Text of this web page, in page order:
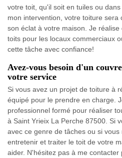
votre toit, qu'il soit en tuiles ou
mon intervention, votre toiture
son éclat à votre maison. Je
toits pour les locaux commerciaux
cette tâche avec confiance!
Avez-vous besoin d'un
votre service
Si vous avez un projet de toiture à
équipé pour le prendre en charge.
professionnel formé pour réaliser
à Saint Yrieix La Perche 87500. Si
avec ce genre de tâches ou si
entretenir et traiter le toit de votre
aider. N'hésitez pas à me contacter